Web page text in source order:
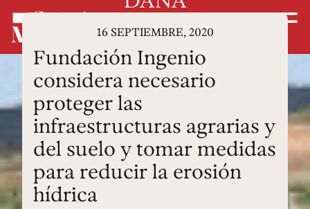
16 SEPTIEMBRE, 2020
Fundación Ingenio
considera necesario
proteger las
infraestructuras agrarias y
del suelo y tomar medidas
para reducir la erosión
hídrica